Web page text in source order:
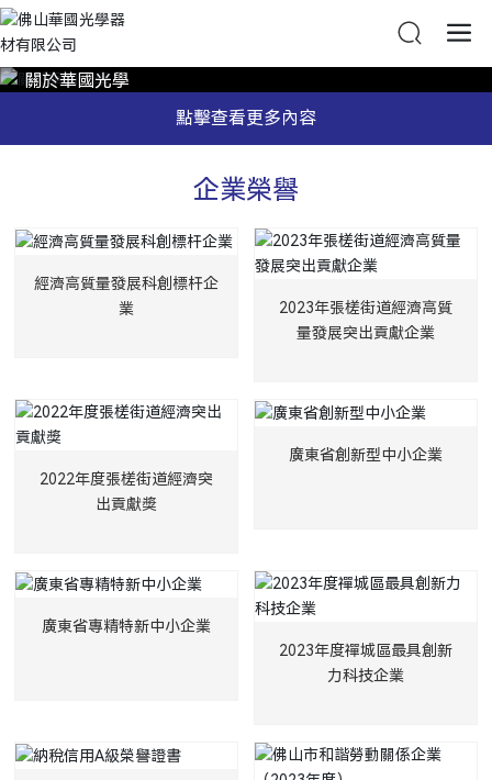
關於華國光學
點擊查看更多內容
企業榮譽
經濟高質量發展科創標杆企
業
2023年張槎街道經濟高質
量發展突出貢獻企業
2022年度張槎街道經濟突
出貢獻獎
廣東省創新型中小企業
廣東省專精特新中小企業
2023年度禪城區最具創新
力科技企業